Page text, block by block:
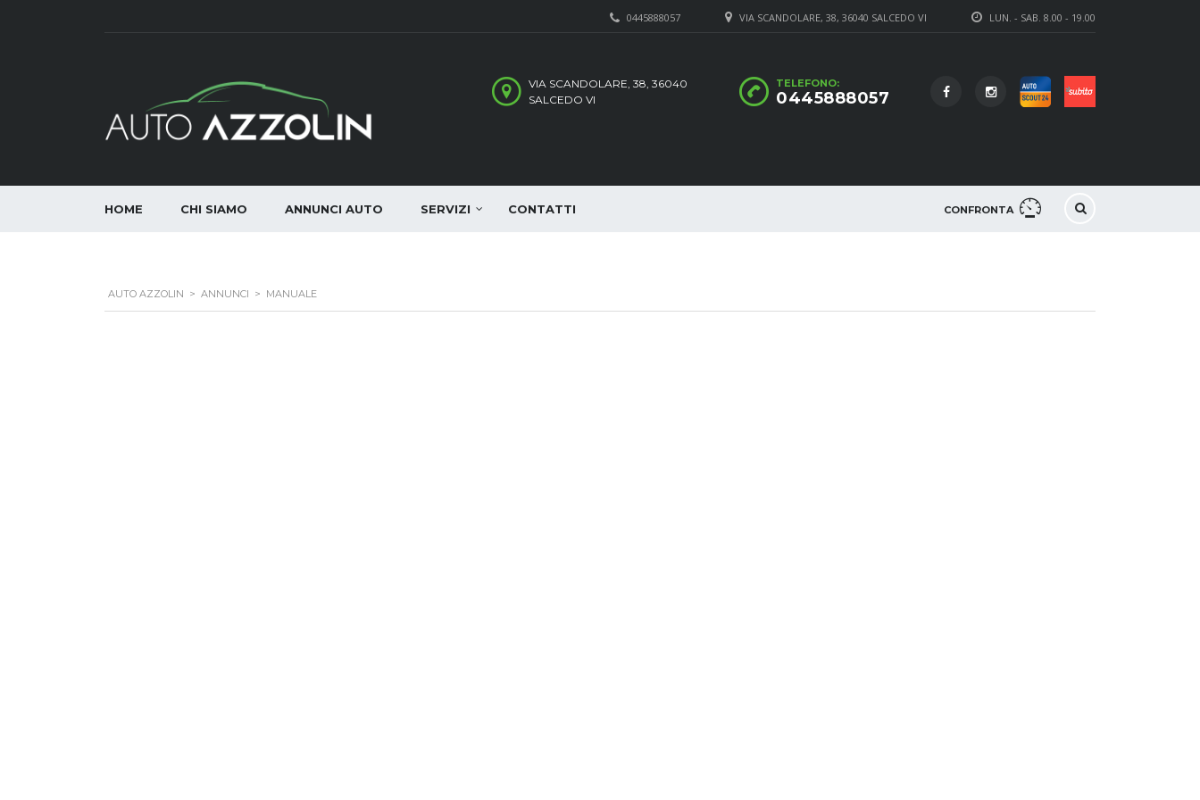
LUN. - SAB. 8.00 - 19.00
VIA SCANDOLARE, 38, 36040 SALCEDO VI
0445888057
TELEFONO:
0445888057
VIA SCANDOLARE, 38, 36040
SALCEDO VI
CONFRONTA
HOME CHI SIAMO ANNUNCI AUTO SERVIZI CONTATTI
AUTO AZZOLIN > ANNUNCI > MANUALE